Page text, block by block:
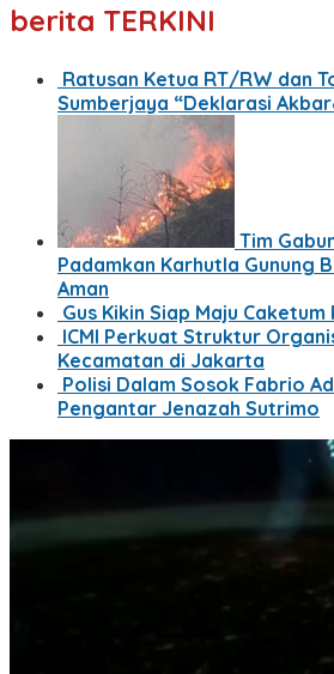
berita TERKINI
Ratusan Ketua RT/RW dan
Sumberjaya “Deklarasi
Tim
Padamkan Karhutla Gunung
Aman
Gus Kikin Siap Maju Caketum
ICMI Perkuat Struktur
Kecamatan di Jakarta
Polisi Dalam Sosok Fabrio
Pengantar Jenazah Sutrimo